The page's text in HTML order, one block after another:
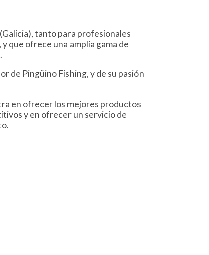
tanto para profesionales
que ofrece una amplia gama de
de Pingüino Fishing, y de su pasión
en ofrecer los mejores productos
y en ofrecer un servicio de